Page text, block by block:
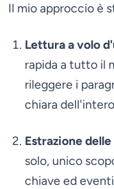
Il mio approccio è
Lettura a volo
rapida a tutto il
rileggere i
chiara
Estrazione
solo, unico
chiave ed